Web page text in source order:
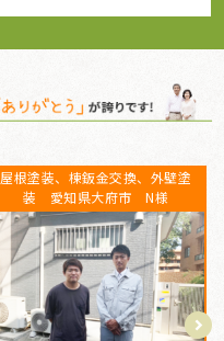
屋根葺き替え工事 瓦屋根から金
属屋根へ 雨漏り修理 愛知県常
滑市 S様